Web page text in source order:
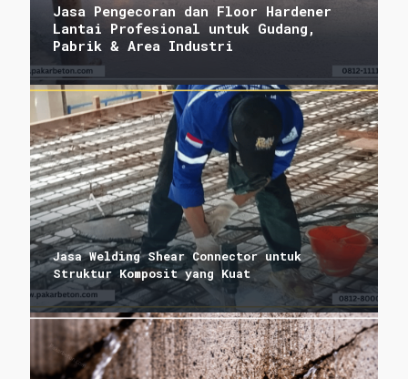
Jasa Pengecoran dan Floor Hardener
Lantai Profesional untuk Gudang,
Pabrik & Area Industri
Jasa Welding Shear Connector untuk
Struktur Komposit yang Kuat